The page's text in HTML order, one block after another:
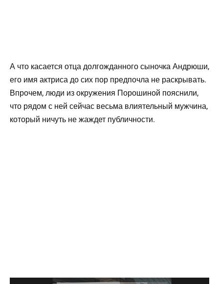
А что касается отца долгожданного сыночка Андрюши,
его имя актриса до сих пор предпочла не раскрывать.
Впрочем, люди из окружения Порошиной пояснили,
что рядом с ней сейчас весьма влиятельный мужчина,
который ничуть не жаждет публичности.